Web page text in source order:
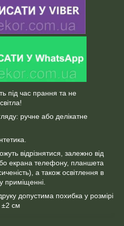
під час прання та не
ручне або делікатне
відрізнятися, залежно від
екрана телефону, планшета
а також освітлення в
приміщенні.
допустима похибка у розмірі
±2 см